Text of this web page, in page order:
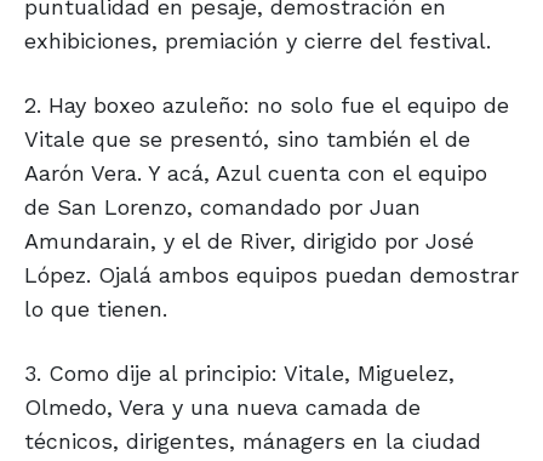
puntualidad en pesaje, demostración en
exhibiciones, premiación y cierre del festival.
2. Hay boxeo azuleño: no solo fue el equipo de
Vitale que se presentó, sino también el de
Aarón Vera. Y acá, Azul cuenta con el equipo
de San Lorenzo, comandado por Juan
Amundarain, y el de River, dirigido por José
López. Ojalá ambos equipos puedan demostrar
lo que tienen.
3. Como dije al principio: Vitale, Miguelez,
Olmedo, Vera y una nueva camada de
técnicos, dirigentes, mánagers en la ciudad